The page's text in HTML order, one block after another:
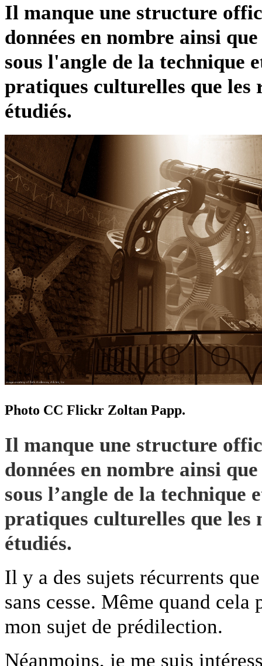
Il manque une structure
données en nombre ainsi
sous l'angle de la technique
pratiques culturelles que les
étudiés.
Photo CC Flickr Zoltan Papp.
Il manque une structure
données en nombre ainsi
sous l’angle de la technique
pratiques culturelles que les
étudiés.
Il y a des sujets récurrents
sans cesse. Même quand
mon sujet de prédilection.
Néanmoins, je me suis